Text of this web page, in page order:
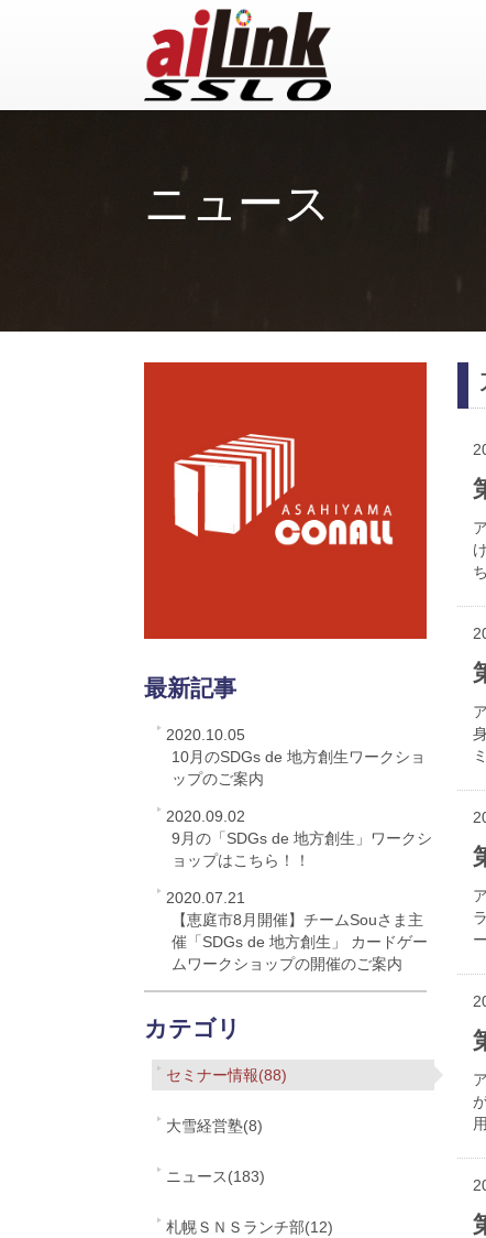
ニュース
最新記事
2020.10.05
10月のSDGs de 地方創生ワークショ
ップのご案内
2020.09.02
9月の「SDGs de 地方創生」ワークシ
ョップはこちら！！
2020.07.21
【恵庭市8月開催】チームSouさま主
催「SDGs de 地方創生」 カードゲー
ムワークショップの開催のご案内
カテゴリ
セミナー情報(88)
大雪経営塾(8)
ニュース(183)
札幌ＳＮＳランチ部(12)